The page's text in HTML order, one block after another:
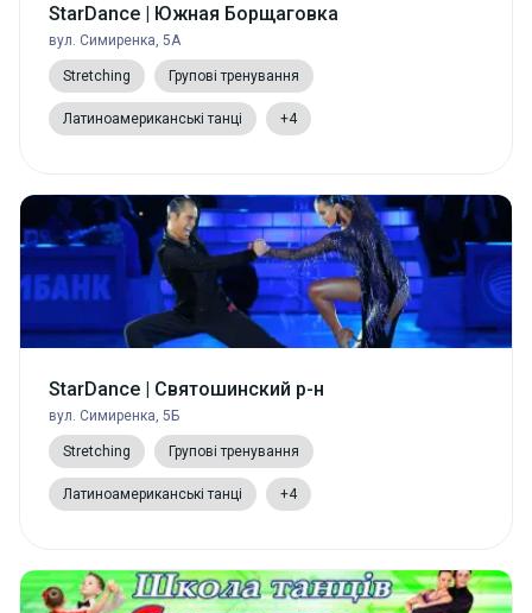
StarDance | Южная Борщаговка
вул. Симиренка, 5А
Stretching Групові тренування
Латиноамериканські танці +4
StarDance | Святошинский р-н
вул. Симиренка, 5Б
Stretching Групові тренування
Латиноамериканські танці +4